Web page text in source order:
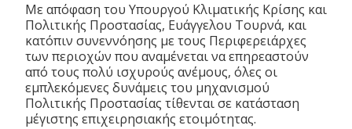
Με απόφαση του Υπουργού Κλιματικής Κρίσης και
Πολιτικής Προστασίας, Ευάγγελου Τουρνά, και
κατόπιν συνεννόησης με τους Περιφερειάρχες
των περιοχών που αναμένεται να επηρεαστούν
από τους πολύ ισχυρούς ανέμους, όλες οι
εμπλεκόμενες δυνάμεις του μηχανισμού
Πολιτικής Προστασίας τίθενται σε κατάσταση
μέγιστης επιχειρησιακής ετοιμότητας.